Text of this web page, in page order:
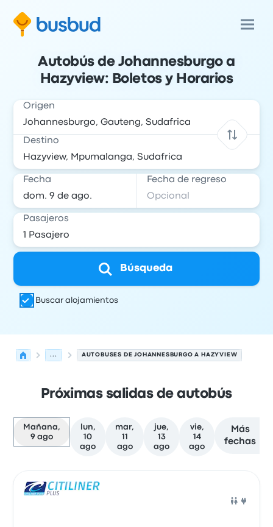
Autobús de Johannesburgo a
Hazyview: Boletos y Horarios
Origen
Destino
Fecha Fecha de regreso
Pasajeros
Búsqueda
Buscar alojamientos
... AUTOBUSES DE JOHANNESBURGO A HAZYVIEW
Próximas salidas de autobús
Mañana,
9 ago
lun,
10
ago
mar,
11
ago
jue,
13
ago
vie,
14
ago
Más
fechas